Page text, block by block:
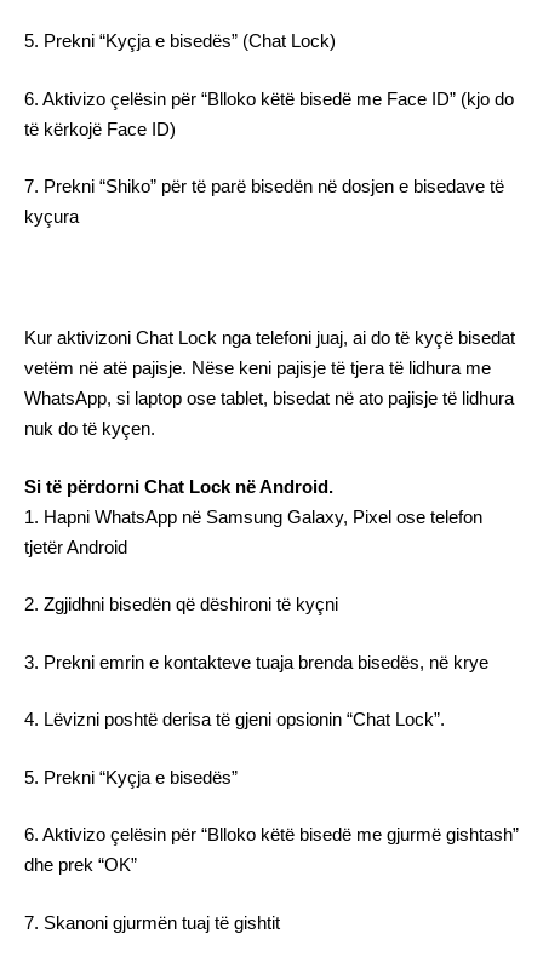
5. Prekni “Kyçja e bisedës” (Chat Lock)
6. Aktivizo çelësin për “Blloko këtë bisedë me Face ID” (kjo do
të kërkojë Face ID)
7. Prekni “Shiko” për të parë bisedën në dosjen e bisedave të
kyçura
Kur aktivizoni Chat Lock nga telefoni juaj, ai do të kyçë bisedat
vetëm në atë pajisje. Nëse keni pajisje të tjera të lidhura me
WhatsApp, si laptop ose tablet, bisedat në ato pajisje të lidhura
nuk do të kyçen.
Si të përdorni Chat Lock në Android.
1. Hapni WhatsApp në Samsung Galaxy, Pixel ose telefon
tjetër Android
2. Zgjidhni bisedën që dëshironi të kyçni
3. Prekni emrin e kontakteve tuaja brenda bisedës, në krye
4. Lëvizni poshtë derisa të gjeni opsionin “Chat Lock”.
5. Prekni “Kyçja e bisedës”
6. Aktivizo çelësin për “Blloko këtë bisedë me gjurmë gishtash”
dhe prek “OK”
7. Skanoni gjurmën tuaj të gishtit